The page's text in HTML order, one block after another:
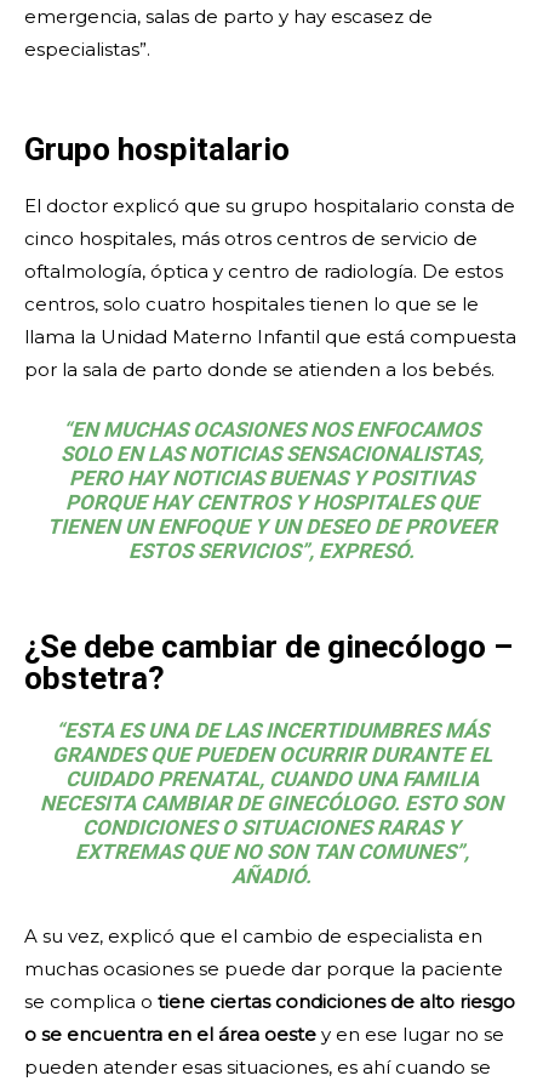
emergencia, salas de parto y hay escasez de
especialistas”.
Grupo hospitalario
El doctor explicó que su grupo hospitalario consta de
cinco hospitales, más otros centros de servicio de
oftalmología, óptica y centro de radiología. De estos
centros, solo cuatro hospitales tienen lo que se le
llama la Unidad Materno Infantil que está compuesta
por la sala de parto donde se atienden a los bebés.
“EN MUCHAS OCASIONES NOS ENFOCAMOS
SOLO EN LAS NOTICIAS SENSACIONALISTAS,
PERO HAY NOTICIAS BUENAS Y POSITIVAS
PORQUE HAY CENTROS Y HOSPITALES QUE
TIENEN UN ENFOQUE Y UN DESEO DE PROVEER
ESTOS SERVICIOS”, EXPRESÓ.
¿Se debe cambiar de ginecólogo –
obstetra?
“ESTA ES UNA DE LAS INCERTIDUMBRES MÁS
GRANDES QUE PUEDEN OCURRIR DURANTE EL
CUIDADO PRENATAL, CUANDO UNA FAMILIA
NECESITA CAMBIAR DE GINECÓLOGO. ESTO SON
CONDICIONES O SITUACIONES RARAS Y
EXTREMAS QUE NO SON TAN COMUNES”,
AÑADIÓ.
A su vez, explicó que el cambio de especialista en
muchas ocasiones se puede dar porque la paciente
se complica o tiene ciertas condiciones de alto riesgo
o se encuentra en el área oeste y en ese lugar no se
pueden atender esas situaciones, es ahí cuando se